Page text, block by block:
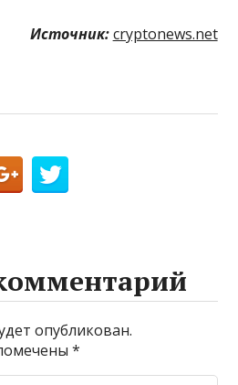
Источник: cryptonews.net
опубликован.
*